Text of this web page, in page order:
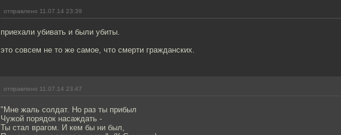
отправлено 11.07.14 23:39
приехали убивать и были убиты.
это совсем не то же самое, что смерти гражданских.
отправлено 11.07.14 23:47
"Мне жаль солдат. Но раз ты прибыл
Чужой порядок насаждать -
Ты стал врагом. И кем бы ни был,